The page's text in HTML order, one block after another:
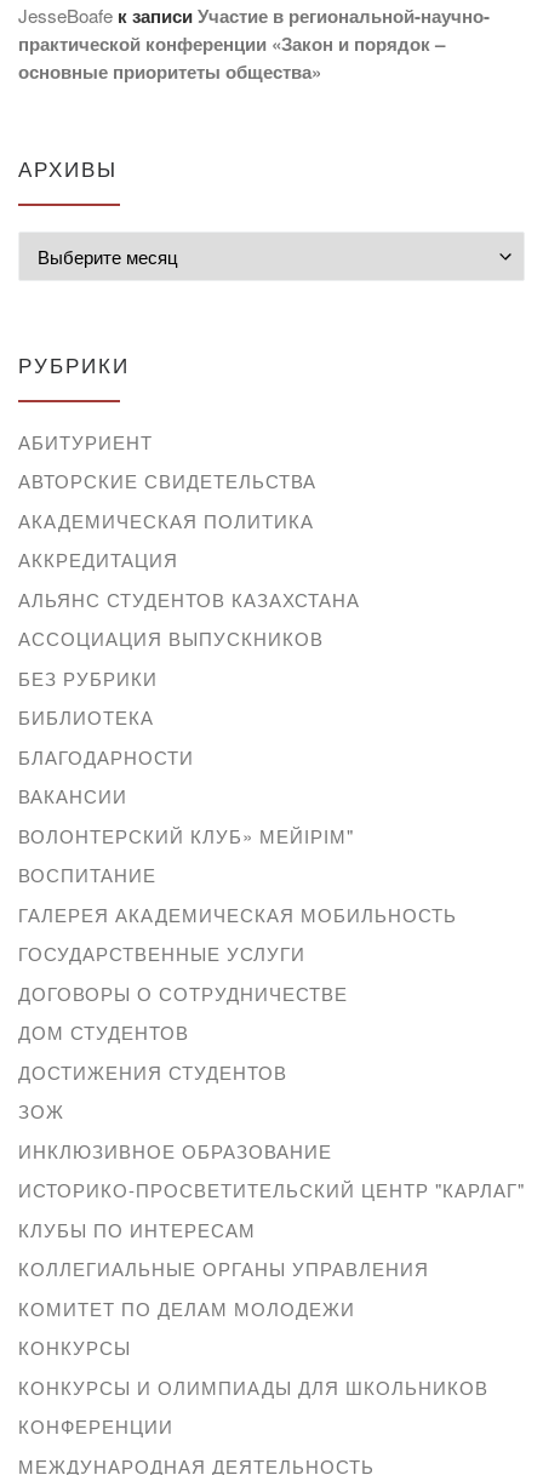
JesseBoafe к записиУчастие в региональной-научно-
практической конференции «Закон и порядок –
основные приоритеты общества»
АРХИВЫ
РУБРИКИ
АБИТУРИЕНТ
АВТОРСКИЕ СВИДЕТЕЛЬСТВА
АКАДЕМИЧЕСКАЯ ПОЛИТИКА
АККРЕДИТАЦИЯ
АЛЬЯНС СТУДЕНТОВ КАЗАХСТАНА
АССОЦИАЦИЯ ВЫПУСКНИКОВ
БЕЗ РУБРИКИ
БИБЛИОТЕКА
БЛАГОДАРНОСТИ
ВАКАНСИИ
ВОЛОНТЕРСКИЙ КЛУБ» МЕЙІРІМ"
ВОСПИТАНИЕ
ГАЛЕРЕЯ АКАДЕМИЧЕСКАЯ МОБИЛЬНОСТЬ
ГОСУДАРСТВЕННЫЕ УСЛУГИ
ДОГОВОРЫ О СОТРУДНИЧЕСТВЕ
ДОМ СТУДЕНТОВ
ДОСТИЖЕНИЯ СТУДЕНТОВ
ЗОЖ
ИНКЛЮЗИВНОЕ ОБРАЗОВАНИЕ
ИСТОРИКО-ПРОСВЕТИТЕЛЬСКИЙ ЦЕНТР "КАРЛАГ"
КЛУБЫ ПО ИНТЕРЕСАМ
КОЛЛЕГИАЛЬНЫЕ ОРГАНЫ УПРАВЛЕНИЯ
КОМИТЕТ ПО ДЕЛАМ МОЛОДЕЖИ
КОНКУРСЫ
КОНКУРСЫ И ОЛИМПИАДЫ ДЛЯ ШКОЛЬНИКОВ
КОНФЕРЕНЦИИ
МЕЖДУНАРОДНАЯ ДЕЯТЕЛЬНОСТЬ